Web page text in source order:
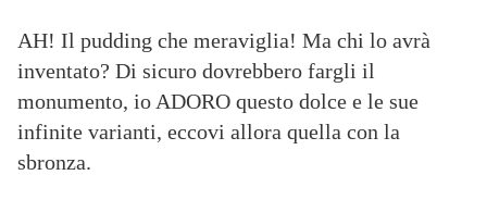
AH! Il pudding che meraviglia! Ma chi lo avrà
inventato? Di sicuro dovrebbero fargli il
monumento, io ADORO questo dolce e le sue
infinite varianti, eccovi allora quella con la
sbronza.